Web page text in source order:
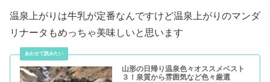
温泉上がりは牛乳が定番なんですけど温泉上がりのマンダ
リナータもめっちゃ美味しいと思います
山形の日帰り温泉色々オススメベスト
３！泉質から雰囲気など色々厳選